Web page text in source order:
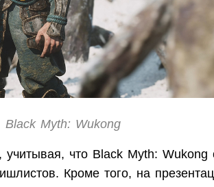
Black Myth: Wukong
что Black Myth: Wukong
Кроме того, на